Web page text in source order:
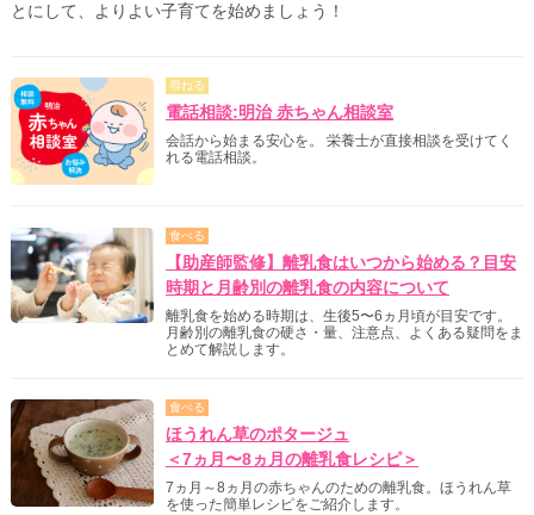
とにして、よりよい子育てを始めましょう！
尋ねる
電話相談:明治 赤ちゃん相談室
会話から始まる安心を。 栄養士が直接相談を受けてく
れる電話相談。
食べる
【助産師監修】離乳食はいつから始める？目安
時期と月齢別の離乳食の内容について
離乳食を始める時期は、生後5〜6ヵ月頃が目安です。
月齢別の離乳食の硬さ・量、注意点、よくある疑問をま
とめて解説します。
食べる
ほうれん草のポタージュ
＜7ヵ月〜8ヵ月の離乳食レシピ＞
7ヵ月～8ヵ月の赤ちゃんのための離乳食。ほうれん草
を使った簡単レシピをご紹介します。